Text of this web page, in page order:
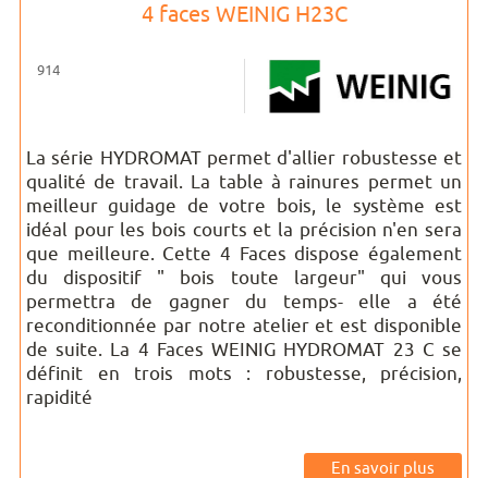
4 faces WEINIG H23C
914
La série HYDROMAT permet d'allier robustesse et
qualité de travail. La table à rainures permet un
meilleur guidage de votre bois, le système est
idéal pour les bois courts et la précision n'en sera
que meilleure. Cette 4 Faces dispose également
du dispositif " bois toute largeur" qui vous
permettra de gagner du temps- elle a été
reconditionnée par notre atelier et est disponible
de suite. La 4 Faces WEINIG HYDROMAT 23 C se
définit en trois mots : robustesse, précision,
rapidité
En savoir plus